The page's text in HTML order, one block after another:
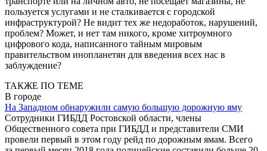
пользуется услугами и не сталкивается с городской
инфраструктурой? Не видит тех же недоработок, нарушений,
проблем? Может, и нет там никого, кроме хитроумного
цифрового кода, написанного тайным мировым
правительством инопланетян для введения всех нас в
заблуждение?
ТАКЖЕ ПО ТЕМЕ
В городе
На Западном обнаружили самую большую дорожную яму
Сотрудники ГИБДД Ростовской области, члены
Общественного совета при ГИБДД и представители СМИ
провели первый в этом году рейд по дорожным ямам. Всего